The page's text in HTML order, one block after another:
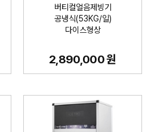
버티컬얼음제빙기
공냉식(53KG/일)
다이스형상
2,890,000 원